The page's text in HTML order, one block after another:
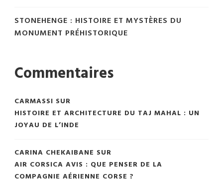
STONEHENGE : HISTOIRE ET MYSTÈRES DU
MONUMENT PRÉHISTORIQUE
Commentaires
CARMASSI SUR
HISTOIRE ET ARCHITECTURE DU TAJ MAHAL : UN
JOYAU DE L’INDE
CARINA CHEKAIBANE SUR
AIR CORSICA AVIS : QUE PENSER DE LA
COMPAGNIE AÉRIENNE CORSE ?